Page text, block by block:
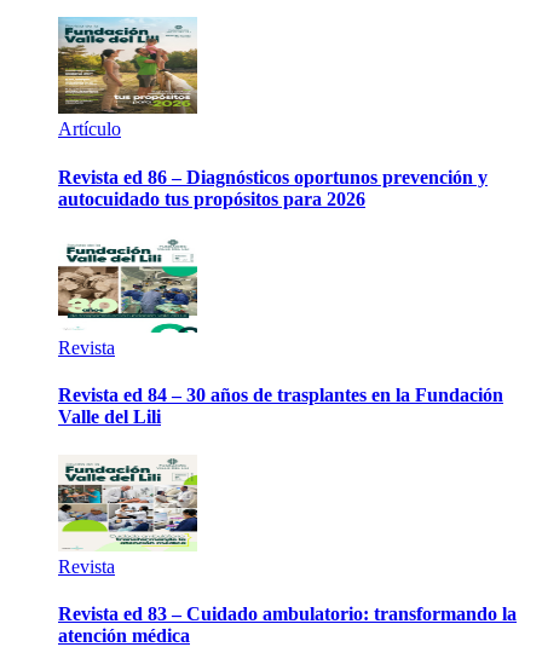
Artículo
Revista ed 86 – Diagnósticos oportunos prevención y
autocuidado tus propósitos para 2026
Revista
Revista ed 84 – 30 años de trasplantes en la Fundación
Valle del Lili
Revista
Revista ed 83 – Cuidado ambulatorio: transformando la
atención médica